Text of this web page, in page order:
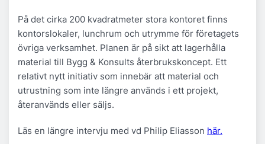
På det cirka 200 kvadratmeter stora kontoret finns
kontorslokaler, lunchrum och utrymme för företagets
övriga verksamhet. Planen är på sikt att lagerhålla
material till Bygg & Konsults återbrukskoncept. Ett
relativt nytt initiativ som innebär att material och
utrustning som inte längre används i ett projekt,
återanvänds eller säljs.
Läs en längre intervju med vd Philip Eliasson här.